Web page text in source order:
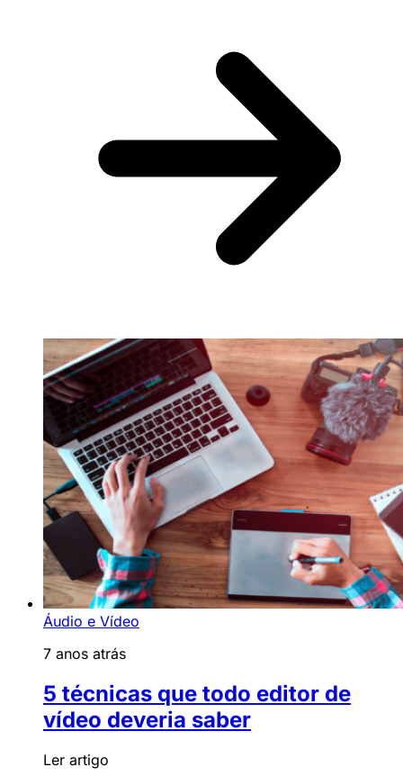
Áudio e Vídeo
7 anos atrás
5 técnicas que todo editor de
vídeo deveria saber
Ler artigo